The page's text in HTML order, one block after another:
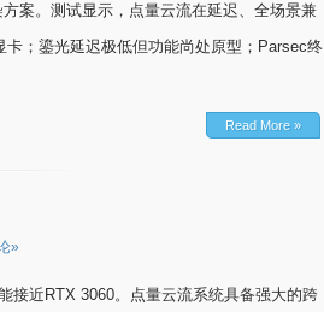
案。测试显示，点量云流在延迟、全场景兼
；鎏光延迟极低但功能尚处原型；Parsec终
Read More »
»
接近RTX 3060。点量云流系统具备强大的跨